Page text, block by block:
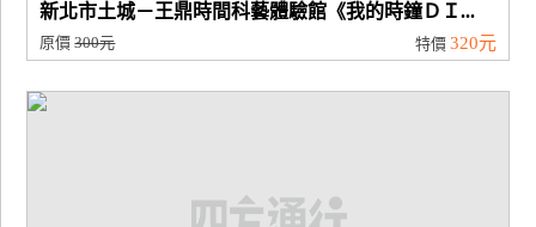
新北市土城－王鼎時間科藝體驗館《我的時鐘ＤＩ...
原價300元 特價 320元